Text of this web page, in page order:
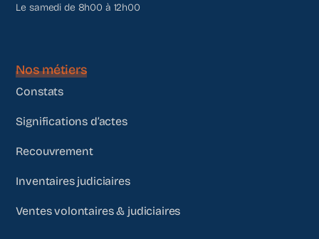
Le samedi de 8h00 à 12h00
Nos métiers
Constats
Significations d’actes
Recouvrement
Inventaires judiciaires
Ventes volontaires & judiciaires